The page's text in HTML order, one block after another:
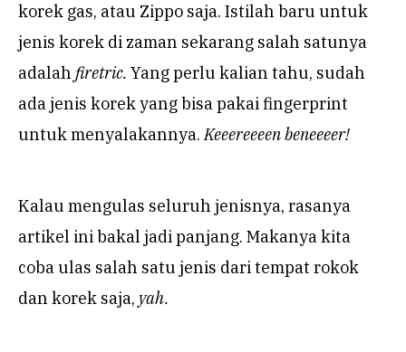
korek gas, atau Zippo saja. Istilah baru untuk
jenis korek di zaman sekarang salah satunya
adalah firetric. Yang perlu kalian tahu, sudah
ada jenis korek yang bisa pakai fingerprint
untuk menyalakannya.Keeereeeen beneeeer!
Kalau mengulas seluruh jenisnya, rasanya
artikel ini bakal jadi panjang. Makanya kita
coba ulas salah satu jenis dari tempat rokok
dan korek saja, yah.